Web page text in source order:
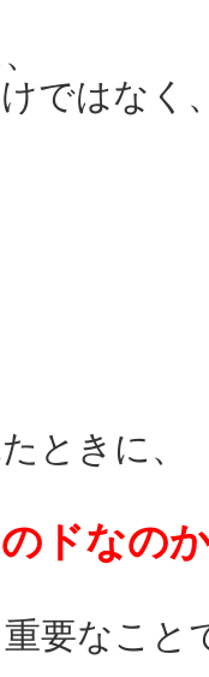
けではな
ときに、
ドなの
要なこと